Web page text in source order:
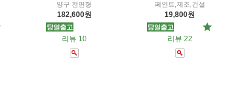
양구 전면형
182,600원
리뷰 10
페인트,제조,건설
19,800원
리뷰 22